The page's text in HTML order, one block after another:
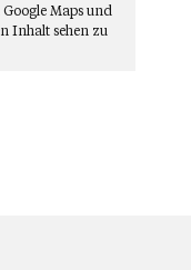
Mapsund
Inhalt sehen zu